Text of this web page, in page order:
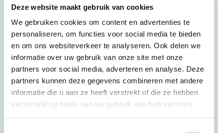
Deze website maakt gebruik van cookies
We gebruiken cookies om content en advertenties te
personaliseren, om functies voor social media te bieden
en om ons websiteverkeer te analyseren. Ook delen we
informatie over uw gebruik van onze site met onze
partners voor social media, adverteren en analyse. Deze
partners kunnen deze gegevens combineren met andere
informatie die u aan ze heeft verstrekt of die ze hebben
verzameld op basis van uw gebruik van hun services.
erfrecht
Product Prijs
Verklaring van erfrecht
KNB Heffing kwaliteitsfonds
notariaat
Boedelvolmacht(en) bij de
Laden...